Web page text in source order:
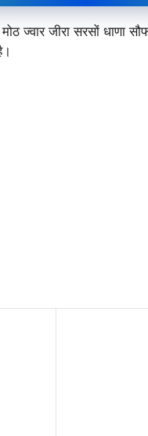
ज्वार जीरा सरसों धाणा